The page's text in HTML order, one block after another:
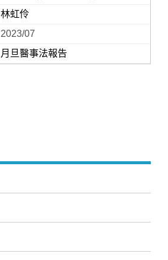
林虹伶
2023/07
月旦醫事法報告